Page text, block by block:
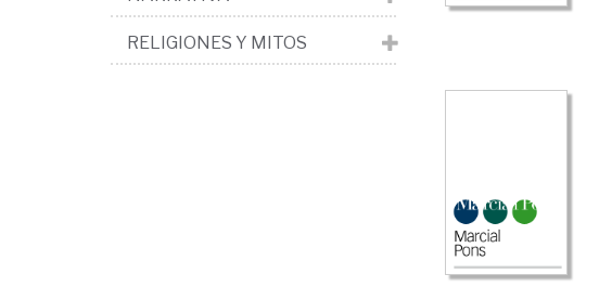
RELIGIONES Y MITOS